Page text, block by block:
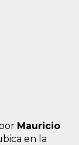
Mauricio
en la